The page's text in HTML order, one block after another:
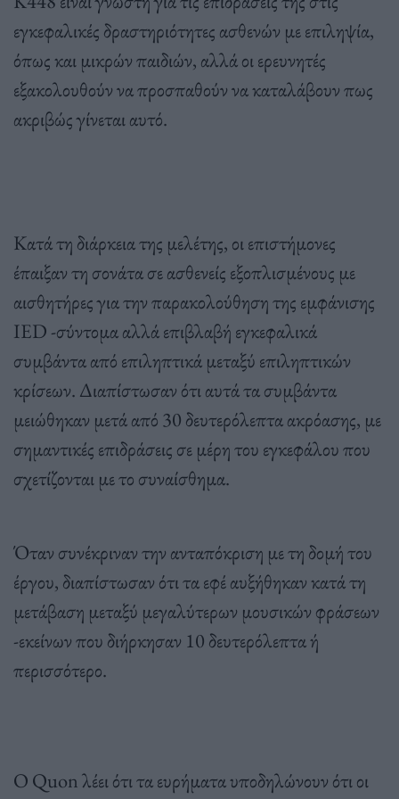
εγκεφαλικές δραστηριότητες ασθενών με επιληψία,
όπως και μικρών παιδιών, αλλά οι ερευνητές
εξακολουθούν να προσπαθούν να καταλάβουν πως
ακριβώς γίνεται αυτό.
Κατά τη διάρκεια της μελέτης, οι επιστήμονες
έπαιξαν τη σονάτα σε ασθενείς εξοπλισμένους με
αισθητήρες για την παρακολούθηση της εμφάνισης
IED -σύντομα αλλά επιβλαβή εγκεφαλικά
συμβάντα από επιληπτικά μεταξύ επιληπτικών
κρίσεων. Διαπίστωσαν ότι αυτά τα συμβάντα
μειώθηκαν μετά από 30 δευτερόλεπτα ακρόασης, με
σημαντικές επιδράσεις σε μέρη του εγκεφάλου που
σχετίζονται με το συναίσθημα.
Όταν συνέκριναν την ανταπόκριση με τη δομή του
έργου, διαπίστωσαν ότι τα εφέ αυξήθηκαν κατά τη
μετάβαση μεταξύ μεγαλύτερων μουσικών φράσεων
-εκείνων που διήρκησαν 10 δευτερόλεπτα ή
περισσότερο.
Ο Quon λέει ότι τα ευρήματα υποδηλώνουν ότι οι